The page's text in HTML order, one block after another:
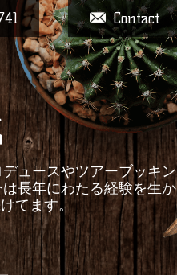
Contact
ュースやツアーブッキン
長年にわたる経験を生か
てます。